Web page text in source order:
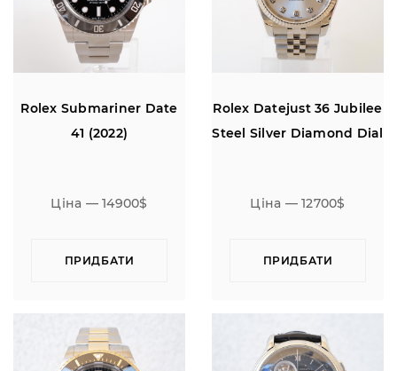
Rolex Submariner Date
41 (2022)
Ціна — 14900$
ПРИДБАТИ
Rolex Datejust 36 Jubilee
Steel Silver Diamond Dial
Ціна — 12700$
ПРИДБАТИ